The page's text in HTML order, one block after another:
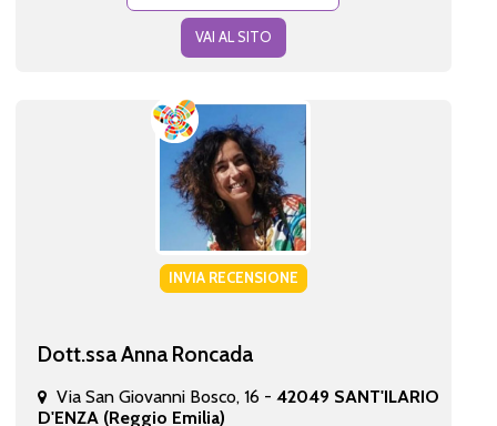
VAI AL SITO
INVIA RECENSIONE
Dott.ssa Anna Roncada
Via San Giovanni Bosco, 16 - 42049 SANT'ILARIO
D'ENZA (Reggio Emilia)